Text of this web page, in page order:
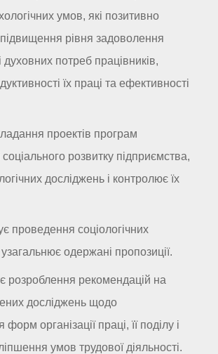
умов, які позитивно
рівня задоволення
духовних потреб працівників,
їх праці та ефективності
проектів програм
соціального розвитку підприємства,
досліджень і контролює їх
проведення соціологічних
одержані пропозиції.
розроблення рекомендацій на
досліджень щодо
організації праці, її поділу і
умов трудової діяльності.